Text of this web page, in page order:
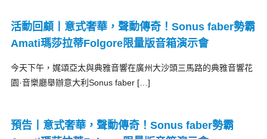
活動回顧丨意式奢華，聲動傳奇！Sonus faber勢霸
Amati瑪莎拉蒂Folgore限量版音箱演示會
今天下午，娓頌亞太與典雅音響在廣州大沙頭三馬路的典雅音響花
園·音樂廳舉辦意大利Sonus faber […]
預告丨意式奢華，聲動傳奇！Sonus faber勢霸